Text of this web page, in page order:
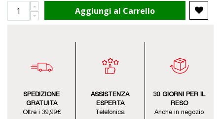
Aggiungi al Carrello
SPEDIZIONE
GRATUITA
Oltre i 39,99€
ASSISTENZA
ESPERTA
Telefonica
30 GIORNI PER IL
RESO
Anche in negozio